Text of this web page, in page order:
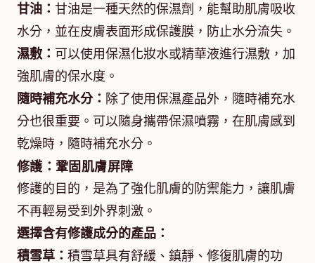
甘油： 甘油是一種天然的保濕劑，能幫助肌膚吸收
水分，並在皮膚表面形成保護膜，防止水分流失。
濕敷： 可以使用保濕化妝水或精華液進行濕敷，加
強肌膚的保水度。
隨時補充水分： 除了使用保濕產品外，隨時補充水
分也很重要。可以隨身攜帶保濕噴霧，在肌膚感到
乾燥時，隨時補充水分。
修護：鞏固肌膚屏障
修護的目的，是為了強化肌膚的防禦能力，讓肌膚
不再輕易受到外界刺激。
選擇含有修護成分的產品：
積雪草： 積雪草具有舒緩、鎮靜、修復肌膚的功